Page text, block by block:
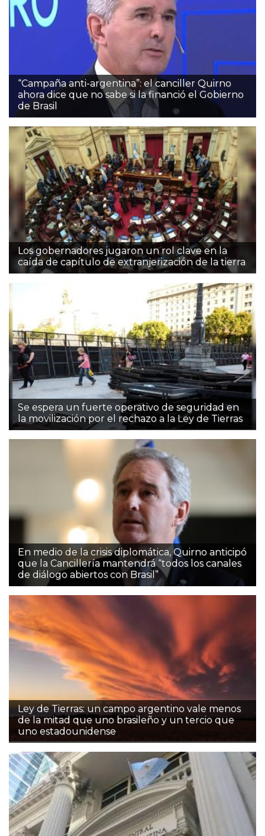
“Campaña anti-argentina”: el canciller Quirno
ahora dice que no sabe si la financió el Gobierno
de Brasil
Los gobernadores jugaron un rol clave en la
caída de capítulo de extranjerización de la tierra
Se espera un fuerte operativo de seguridad en
la movilización por el rechazo a la Ley de Tierras
En medio de la crisis diplomática, Quirno anticipó
que la Cancillería mantendrá “todos los canales
de diálogo abiertos con Brasil”
Ley de Tierras: un campo argentino vale menos
de la mitad que uno brasileño y un tercio que
uno estadounidense